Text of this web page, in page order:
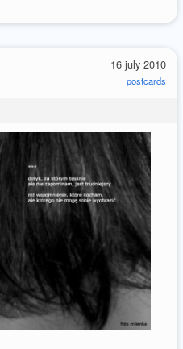
16 july 2010
postcards